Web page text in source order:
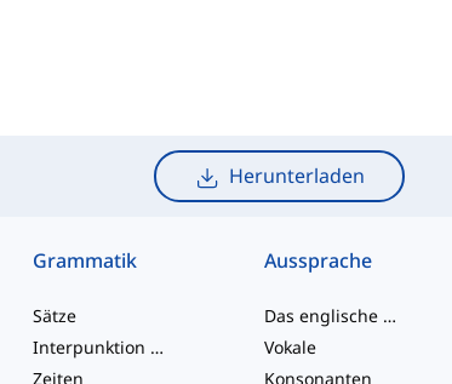
Herunterladen
Grammatik
Sätze
Interpunktion und Rechtschreibung
Zeiten
Aussprache
Das englische Alphabet
Vokale
Konsonanten